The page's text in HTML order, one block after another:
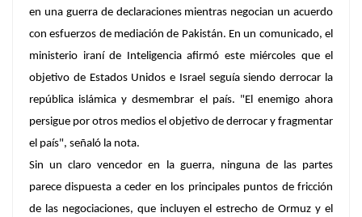
en una guerra de declaraciones mientras negocian un acuerdo
con esfuerzos de mediación de Pakistán. En un comunicado, el
ministerio iraní de Inteligencia afirmó este miércoles que el
objetivo de Estados Unidos e Israel seguía siendo derrocar la
república islámica y desmembrar el país. "El enemigo ahora
persigue por otros medios el objetivo de derrocar y fragmentar
el país", señaló la nota.
Sin un claro vencedor en la guerra, ninguna de las partes
parece dispuesta a ceder en los principales puntos de fricción
de las negociaciones, que incluyen el estrecho de Ormuz y el